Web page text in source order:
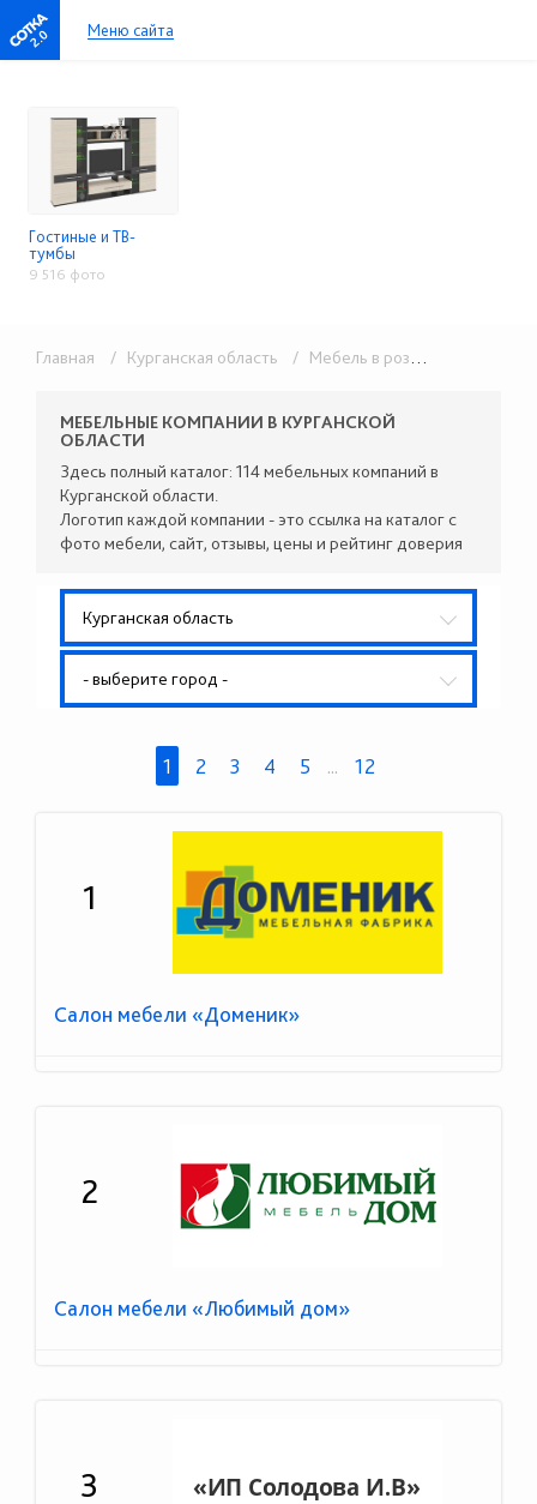
2.0 Меню сайта
Гостиные и ТВ-
тумбы
9 516 фото
Главная / Курганская область / Мебель в розницу
МЕБЕЛЬНЫЕ КОМПАНИИ В КУРГАНСКОЙ
ОБЛАСТИ
Здесь полный каталог: 114 мебельных компаний в
Курганской области.
Логотип каждой компании - это ссылка на каталог с
фото мебели, сайт, отзывы, цены и рейтинг доверия
Курганская область
- выберите город -
1 2 3 4 5 ... 12
1
Салон мебели «Доменик»
2
Салон мебели «Любимый дом»
3